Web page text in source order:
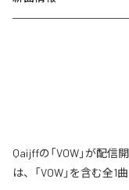
Qaijffの「VOW」が配
は、「VOW」を含む全1